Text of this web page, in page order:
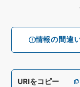
情報の間違
URIをコピー